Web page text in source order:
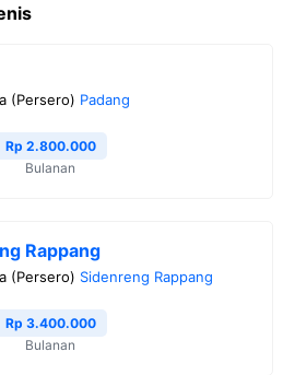
i
n
(Persero) Padang
Rp 2.800.000
Bulanan
Rappang
(Persero) Sidenreng Rappang
Rp 3.400.000
Bulanan